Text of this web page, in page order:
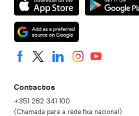
Contactos
+351 282 341 100
(Chamada para a rede fixa nacional)